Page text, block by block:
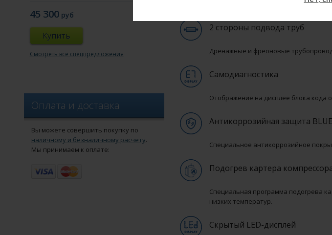
Облегчает установку за счет
2 стороны подвода труб
Дренажные и фреоновые
Самодиагностика
Отображение на дисплее блока кода
Антикоррозийная защита
Специальное антикоррозийное
Подогрев картера
Специальная программа подогрева
низких температур.
Скрытый LED-дисплей
45 300руб
Купить
Смотреть все спецпредложения
Оплата и доставка
Вы можете совершить покупку по
наличному и безналичному расчету.
Мы принимаем к оплате: